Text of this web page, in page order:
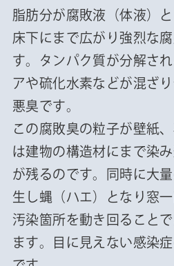
脂肪分が腐敗液（体液）
床下にまで広がり強烈な
す。タンパク質が分解さ
アや硫化水素などが混ざ
悪臭です。
この腐敗臭の粒子が壁紙
は建物の構造材にまで染
が残るのです。同時に大
生し蝿（ハエ）となり窓
汚染箇所を動き回ること
ます。目に見えない感染